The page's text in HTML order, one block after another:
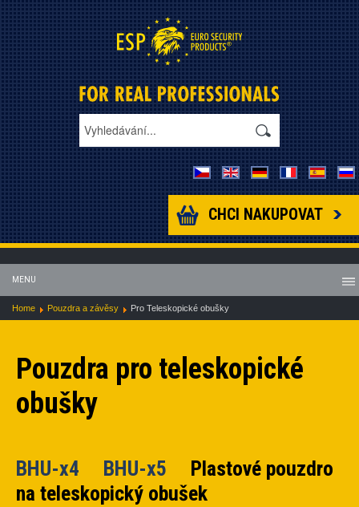
CHCI NAKUPOVAT
MENU
Home Pouzdra a závěsy Pro Teleskopické obušky
Pouzdra pro teleskopické
obušky
BHU-x4 BHU-x5 Plastové pouzdro
na teleskopický obušek